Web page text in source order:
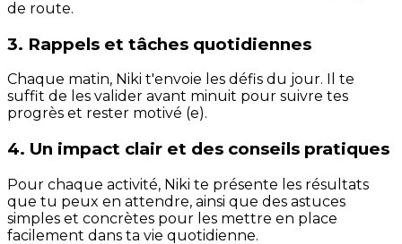
de route.
3. Rappels et tâches quotidiennes
Chaque matin, Niki t'envoie les défis du jour. Il te
suffit de les valider avant minuit pour suivre tes
progrès et rester motivé (e).
4. Un impact clair et des conseils pratiques
Pour chaque activité, Niki te présente les résultats
que tu peux en attendre, ainsi que des astuces
simples et concrètes pour les mettre en place
facilement dans ta vie quotidienne.